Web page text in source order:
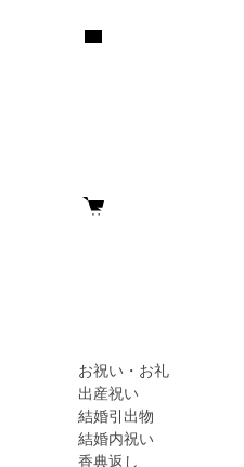
お祝い・お礼
出産祝い
結婚引出物
結婚内祝い
香典返し